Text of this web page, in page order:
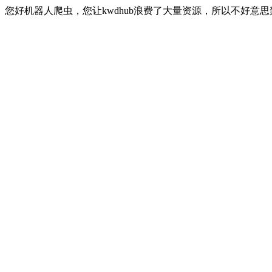
您好机器人爬虫，您让kwdhub浪费了大量资源，所以不好意思